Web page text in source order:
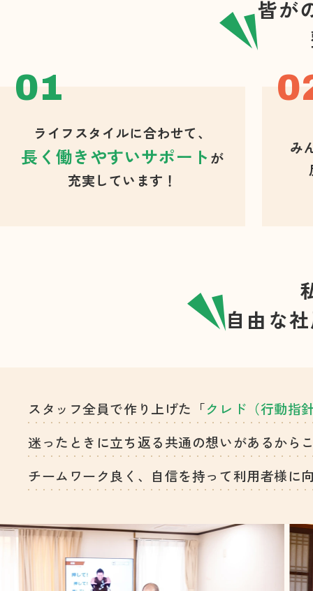
皆が
ライフスタイルに合わせて、
長く働きやすいサポートが
充実しています！
み
自由な
スタッフ全員で作り上げた「クレド（行動指
迷ったときに立ち返る共通の想いがあるから
チームワーク良く、自信を持って利用者様に